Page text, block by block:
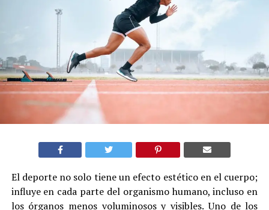
El deporte no solo tiene un efecto estético en el cuerpo;
influye en cada parte del organismo humano, incluso en
los órganos menos voluminosos y visibles. Uno de los